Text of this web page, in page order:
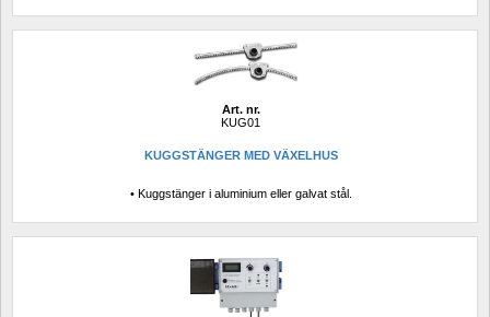
Art. nr.
KUG01
KUGGSTÄNGER MED VÄXELHUS
• Kuggstänger i aluminium eller galvat stål.